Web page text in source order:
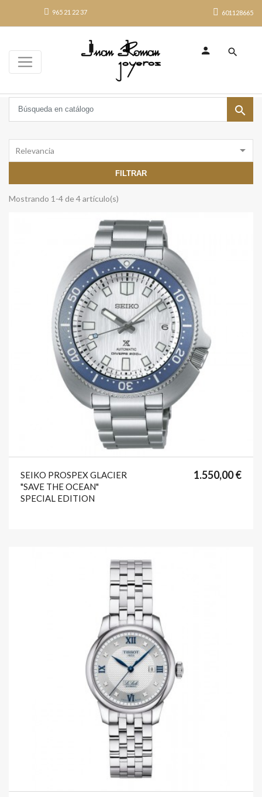
965 21 22 37 601128665
search

Relevancia 
FILTRAR
Mostrando 1-4 de 4 artículo(s)
format_list_bulleted
SEIKO PROSPEX GLACIER
"SAVE THE OCEAN"
SPECIAL EDITION
1.550,00 €